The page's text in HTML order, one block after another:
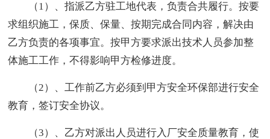
（1）、指派乙方驻工地代表，负责合共履行。按要
求组织施工，保质、保量、按期完成合同内容，解决由
乙方负责的各项事宜。按甲方要求派出技术人员参加整
体施工工作，不得影响甲方检修进度。
（2）、工作前乙方必须到甲方安全环保部进行安全
教育，签订安全协议。
（3）、乙方对派出人员进行入厂安全质量教育，使